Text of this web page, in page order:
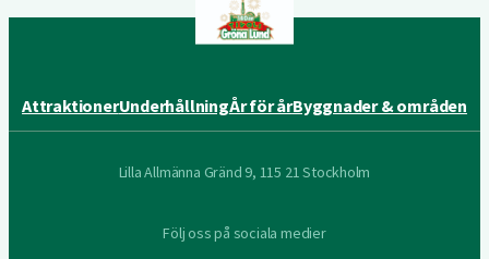
AttraktionerUnderhållningÅr för årByggnader & områden
Lilla Allmänna Gränd 9, 115 21 Stockholm
Följ oss på sociala medier